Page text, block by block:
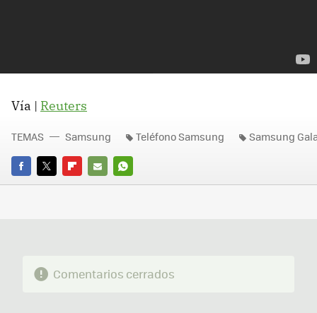
Vía | Reuters
FACEBOOK
TWITTERFLIPBOARD
E-
WHATSAPP
TEMAS Samsung Teléfono Samsung Samsung
Comentarios cerrados